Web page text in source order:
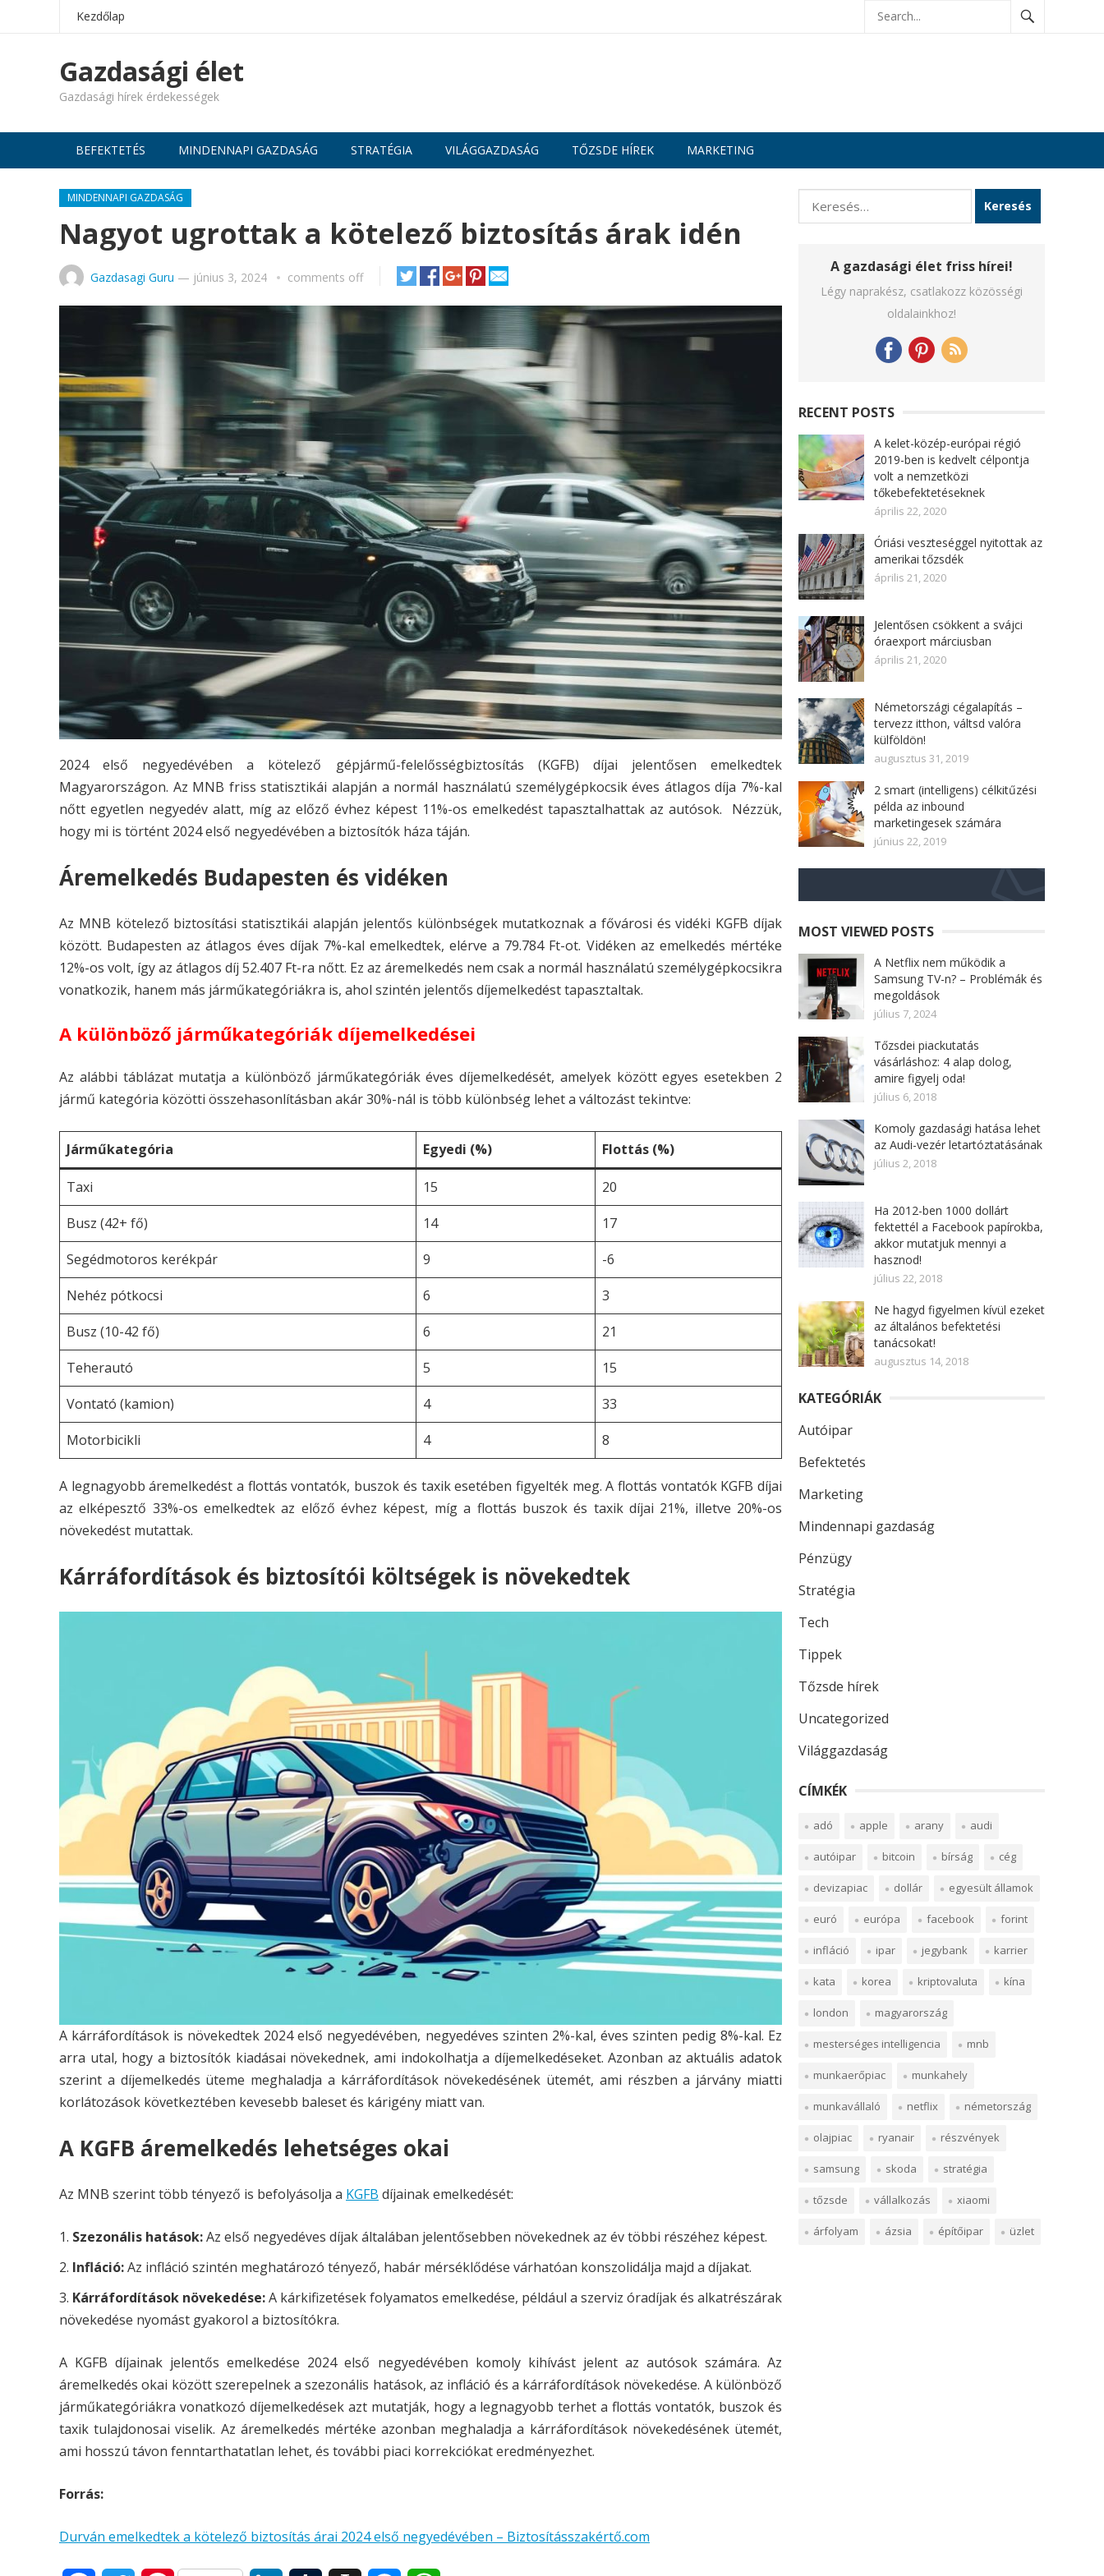
Kezdőlap
Gazdasági élet
Gazdasági hírek érdekességek
BEFEKTETÉS MINDENNAPI GAZDASÁG STRATÉGIA VILÁGGAZDASÁG TŐZSDE HÍREK MARKETING
MINDENNAPI GAZDASÁG
Nagyot ugrottak a kötelező biztosítás árak idén
Gazdasagi Guru — június 3, 2024 comments off
2024 első negyedévében a kötelező gépjármű-felelősségbiztosítás (KGFB) díjai jelentősen emelkedtek
Magyarországon. Az MNB friss statisztikái alapján a normál használatú személygépkocsik éves átlagos díja 7%-kal
nőtt egyetlen negyedév alatt, míg az előző évhez képest 11%-os emelkedést tapasztalhattak az autósok. Nézzük,
hogy mi is történt 2024 első negyedévében a biztosítók háza táján.
Áremelkedés Budapesten és vidéken
Az MNB kötelező biztosítási statisztikái alapján jelentős különbségek mutatkoznak a fővárosi és vidéki KGFB díjak
között. Budapesten az átlagos éves díjak 7%-kal emelkedtek, elérve a 79.784 Ft-ot. Vidéken az emelkedés mértéke
12%-os volt, így az átlagos díj 52.407 Ft-ra nőtt. Ez az áremelkedés nem csak a normál használatú személygépkocsikra
vonatkozik, hanem más járműkategóriákra is, ahol szintén jelentős díjemelkedést tapasztaltak.
A különböző járműkategóriák díjemelkedései
Az alábbi táblázat mutatja a különböző járműkategóriák éves díjemelkedését, amelyek között egyes esetekben 2
jármű kategória közötti összehasonlításban akár 30%-nál is több különbség lehet a változást tekintve:
Járműkategória Egyedi (%) Flottás (%)
Taxi 15
20
Busz (42+ fő)
14
17
Segédmotoros kerékpár
9
-6
Nehéz pótkocsi
6
3
Busz (10-42 fő)
6
21
Teherautó
5
15
Vontató (kamion)
4
33
Motorbicikli
4 8
A legnagyobb áremelkedést a flottás vontatók, buszok és taxik esetében figyelték meg. A flottás vontatók KGFB díjai
az elképesztő 33%-os emelkedtek az előző évhez képest, míg a flottás buszok és taxik díjai 21%, illetve 20%-os
növekedést mutattak.
Kárráfordítások és biztosítói költségek is növekedtek
A kárráfordítások is növekedtek 2024 első negyedévében, negyedéves szinten 2%-kal, éves szinten pedig 8%-kal. Ez
arra utal, hogy a biztosítók kiadásai növekednek, ami indokolhatja a díjemelkedéseket. Azonban az aktuális adatok
szerint a díjemelkedés üteme meghaladja a kárráfordítások növekedésének ütemét, ami részben a járvány miatti
korlátozások következtében kevesebb baleset és kárigény miatt van.
A KGFB áremelkedés lehetséges okai
Az MNB szerint több tényező is befolyásolja a KGFB díjainak emelkedését:
Szezonális hatások:Az első negyedéves díjak általában jelentősebben növekednek az év többi részéhez képest.
Infláció:Az infláció szintén meghatározó tényező, habár mérséklődése várhatóan konszolidálja majd a díjakat.
Kárráfordítások növekedése:A kárkifizetések folyamatos emelkedése, például a szerviz óradíjak és alkatrészárak
növekedése nyomást gyakorol a biztosítókra.
A KGFB díjainak jelentős emelkedése 2024 első negyedévében komoly kihívást jelent az autósok számára. Az
áremelkedés okai között szerepelnek a szezonális hatások, az infláció és a kárráfordítások növekedése. A különböző
járműkategóriákra vonatkozó díjemelkedések azt mutatják, hogy a legnagyobb terhet a flottás vontatók, buszok és
taxik tulajdonosai viselik. Az áremelkedés mértéke azonban meghaladja a kárráfordítások növekedésének ütemét,
ami hosszú távon fenntarthatatlan lehet, és további piaci korrekciókat eredményezhet.
Forrás:
Durván emelkedtek a kötelező biztosítás árai 2024 első negyedévében – Biztosításszakértő.com
Keresés:
A gazdasági élet friss hírei!
Légy naprakész, csatlakozz közösségi
oldalainkhoz!
RECENT POSTS
A kelet-közép-európai régió
2019-ben is kedvelt célpontja
volt a nemzetközi
tőkebefektetéseknek
április 22, 2020
Óriási veszteséggel nyitottak az
amerikai tőzsdék
április 21, 2020
Jelentősen csökkent a svájci
óraexport márciusban
április 21, 2020
Németországi cégalapítás –
tervezz itthon, váltsd valóra
külföldön!
augusztus 31, 2019
2 smart (intelligens) célkitűzési
példa az inbound
marketingesek számára
június 22, 2019
MOST VIEWED POSTS
A Netflix nem működik a
Samsung TV-n? – Problémák és
megoldások
július 7, 2024
Tőzsdei piackutatás
vásárláshoz: 4 alap dolog,
amire figyelj oda!
július 6, 2018
Komoly gazdasági hatása lehet
az Audi-vezér letartóztatásának
július 2, 2018
Ha 2012-ben 1000 dollárt
fektettél a Facebook papírokba,
akkor mutatjuk mennyi a
hasznod!
július 22, 2018
Ne hagyd figyelmen kívül ezeket
az általános befektetési
tanácsokat!
augusztus 14, 2018
KATEGÓRIÁK
Autóipar
Befektetés
Marketing
Mindennapi gazdaság
Pénzügy
Stratégia
Tech
Tippek
Tőzsde hírek
Uncategorized
Világgazdaság
CÍMKÉK
adó apple arany audi
autóipar bitcoin bírság cég
devizapiac dollár egyesült államok
euró európa facebook forint
infláció ipar jegybank karrier
kata korea kriptovaluta kína
london magyarország
mesterséges intelligencia mnb
munkaerőpiac munkahely
munkavállaló netflix németország
olajpiac ryanair részvények
samsung skoda stratégia
tőzsde vállalkozás xiaomi
árfolyam ázsia építőipar üzlet